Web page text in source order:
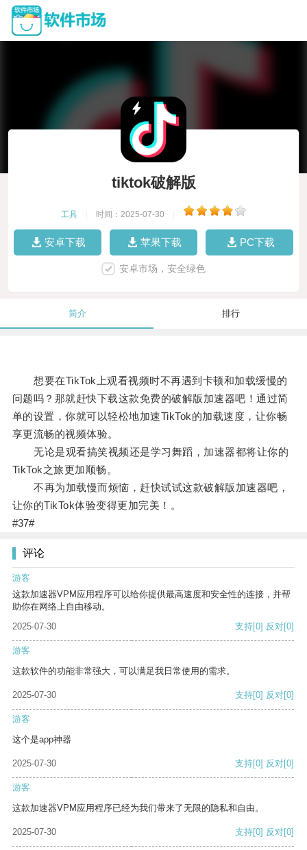
tiktok破解版
工具 时间：2025-07-30
安卓下载 苹果下载 PC下载
安卓市场，安全绿色
简介 排行
想要在TikTok上观看视频时不再遇到卡顿和加载缓慢的
问题吗？那就赶快下载这款免费的破解版加速器吧！通过简
单的设置，你就可以轻松地加速TikTok的加载速度，让你畅
享更流畅的视频体验。
无论是观看搞笑视频还是学习舞蹈，加速器都将让你的
TikTok之旅更加顺畅。
不再为加载慢而烦恼，赶快试试这款破解版加速器吧，
让你的TikTok体验变得更加完美！。
#37#
评论
游客
这款加速器VPM应用程序可以给你提供最高速度和安全性的连接，并帮
助你在网络上自由移动。
2025-07-30
支持[0] 反对[0]
游客
这款软件的功能非常强大，可以满足我日常使用的需求。
2025-07-30 支持[0] 反对[0]
游客
这个是app神器
2025-07-30 支持[0] 反对[0]
游客
这款加速器VPM应用程序已经为我们带来了无限的隐私和自由。
2025-07-30 支持[0] 反对[0]